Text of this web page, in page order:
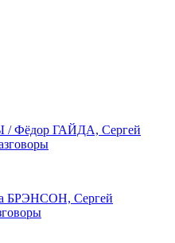
ГАЙДА, Сергей
БРЭНСОН, Сергей